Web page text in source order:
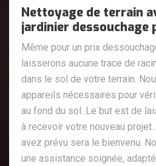
Nettoyage de terrain
jardinier dessouchage
Même pour un prix
laisserons aucune trace de
dans le sol de votre terrain.
appareils nécessaires pour
au fond du sol. Le but est de
à recevoir votre nouveau
avez prévu sera le bienvenu.
une assistance soignée,